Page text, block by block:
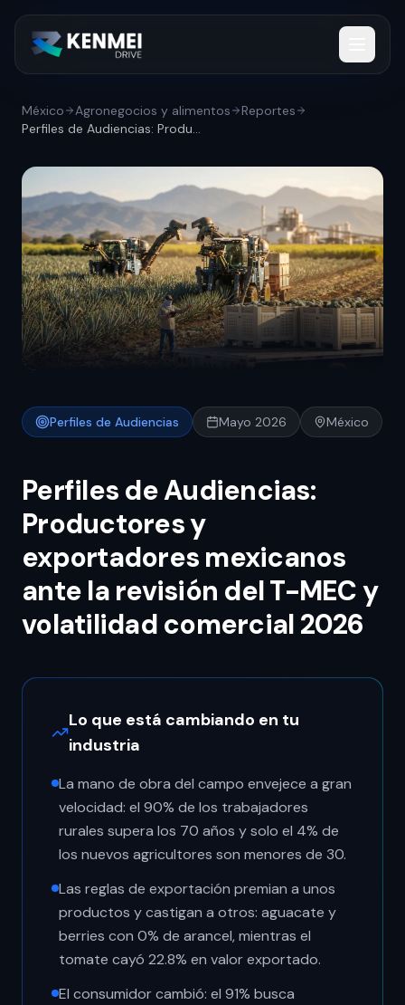
México Agronegocios y alimentos
Reportes
Perfiles de Audiencias: Productores y ex...
Perfiles de Audiencias Mayo 2026 México
Perfiles de Audiencias:
Productores y
exportadores mexicanos
ante la revisión del T-MEC y
volatilidad comercial 2026
Lo que está cambiando en tu
industria
La mano de obra del campo envejece a gran
velocidad: el 90% de los trabajadores
rurales supera los 70 años y solo el 4% de
los nuevos agricultores son menores de 30.
Las reglas de exportación premian a unos
productos y castigan a otros: aguacate y
berries con 0% de arancel, mientras el
tomate cayó 22.8% en valor exportado.
El consumidor cambió: el 91% busca